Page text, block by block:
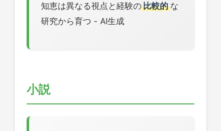
知恵は異なる視点と経験の比較的な
研究から育つ - AI生成
小説